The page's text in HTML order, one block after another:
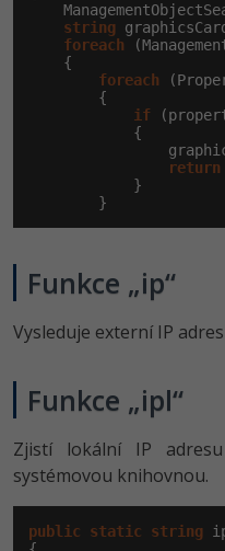
string
foreach
    {
foreach
        {
if
            {
return
            }
        }
Funkce „ip“
Vysleduje externí IP
Funkce „ipl“
Zjistí lokální IP
systémovou knihovnou.
public static string